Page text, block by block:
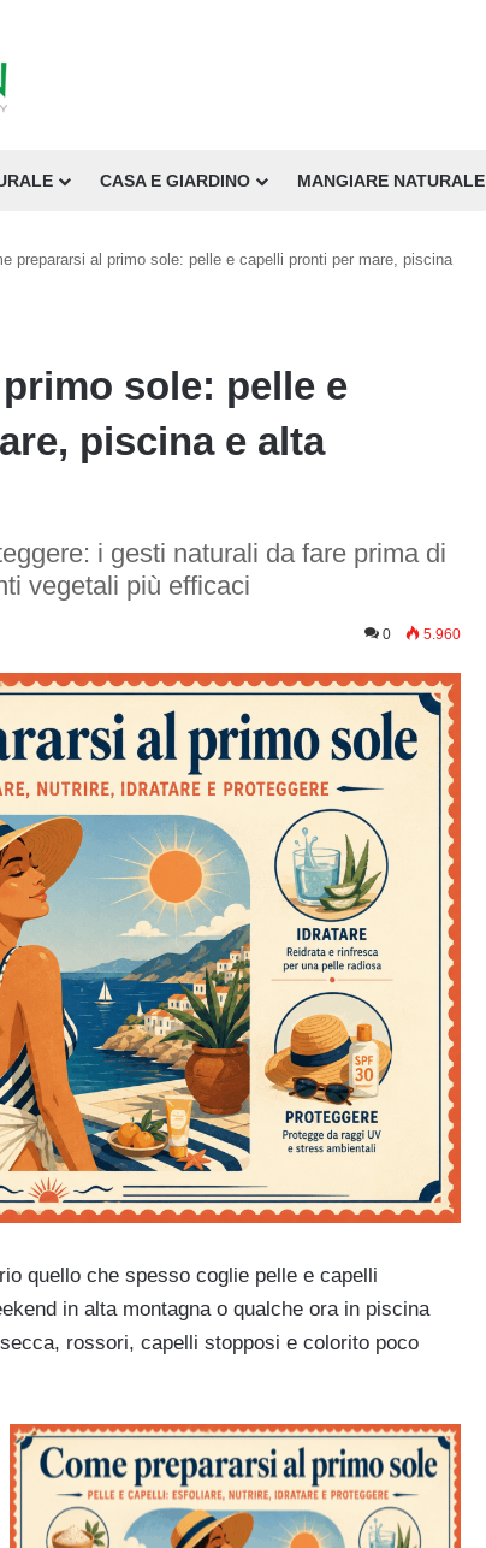
CASA E GIARDINO MANGIARE NATURALE
prepararsi al primo sole: pelle e capelli pronti per mare, piscina
sole: pelle e
piscina e alta
i gesti naturali da fare prima di
vegetali più efficaci
0 5.960
quello che spesso coglie pelle e capelli
in alta montagna o qualche ora in piscina
rossori, capelli stopposi e colorito poco